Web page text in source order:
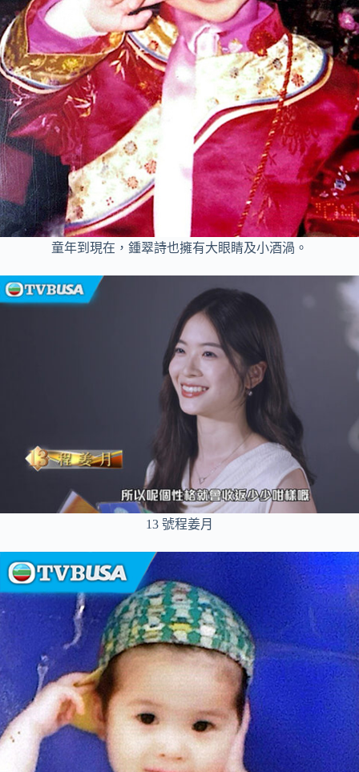
童年到現在，鍾翠詩也擁有大眼睛及小酒渦。
13 號程姜月